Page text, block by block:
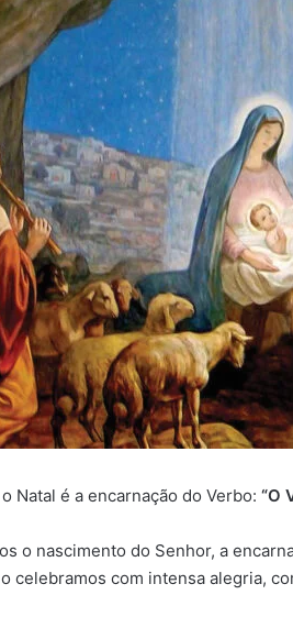
Natal é a encarnação do Verbo: “O
o nascimento do Senhor, a
celebramos com intensa alegria,